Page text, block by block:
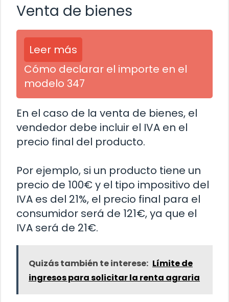
Venta de bienes
Leer más
Cómo declarar el importe en el
modelo 347
En el caso de la venta de bienes, el
vendedor debe incluir el IVA en el
precio final del producto.
Por ejemplo, si un producto tiene un
precio de 100€ y el tipo impositivo del
IVA es del 21%, el precio final para el
consumidor será de 121€, ya que el
IVA será de 21€.
Quizás también te interese: Límite de
ingresos para solicitar la renta agraria